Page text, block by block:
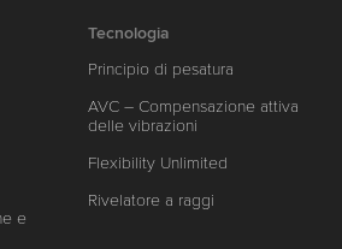
e
Tecnologia
Principio di pesatura
AVC – Compensazione attiva
delle vibrazioni
Flexibility Unlimited
Rivelatore a raggi